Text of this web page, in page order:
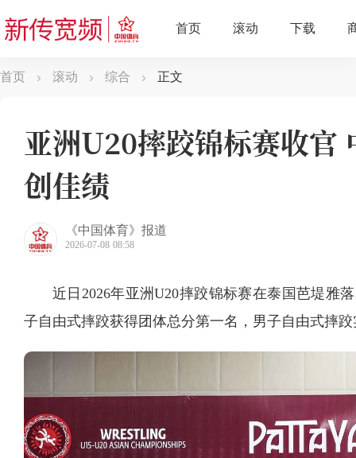
首页 滚动 综合 正文
亚洲U20摔跤锦标赛收官
创佳绩
《中国体育》报道
2026-07-08 08:58
近日2026年亚洲U20摔跤锦标赛在泰国芭堤雅
子自由式摔跤获得团体总分第一名，男子自由式摔